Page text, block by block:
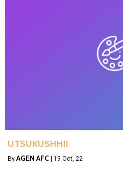
UTSUKUSHHII
By AGEN AFC | 19 Oct, 22